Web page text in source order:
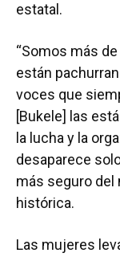
estatal.
“Somos más
están
voces que
[Bukele] las
la lucha y la
desaparece
más seguro del
histórica.
Las mujeres